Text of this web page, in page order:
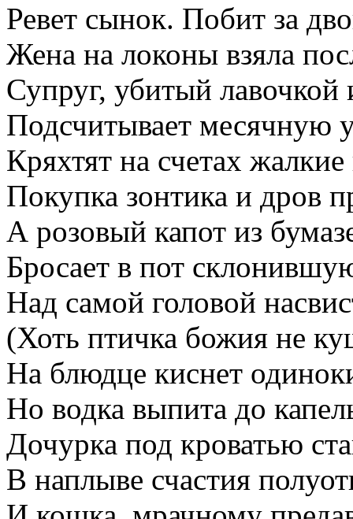
Ревет сынок. Побит за
Жена на локоны взяла
Супруг, убитый
Подсчитывает месячную
Кряхтят на счетах
Покупка зонтика и дров
А розовый капот из
Бросает в пот
Над самой головой
(Хоть птичка божия не
На блюдце киснет
Но водка выпита до
Дочурка под кроватью
В наплыве счастия